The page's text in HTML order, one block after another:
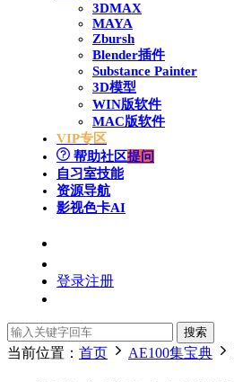
3DMAX
MAYA
Zbursh
Blender插件
Substance Painter
3D模型
WIN版软件
MAC版软件
VIP专区
帮助社区提问
自习室技能
资源导航
影视色卡AI
登录注册
搜索
当前位置： 首页 AE100集宝典